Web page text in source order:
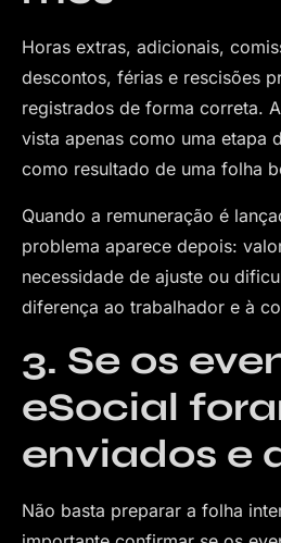
Horas extras, adicionais,
descontos, férias e rescisões
registrados de forma correta.
vista apenas como uma etapa
como resultado de uma folha
Quando a remuneração é
problema aparece depois:
necessidade de ajuste ou
diferença ao trabalhador e à
3. Se os
eSocial
enviados e
Não basta preparar a folha